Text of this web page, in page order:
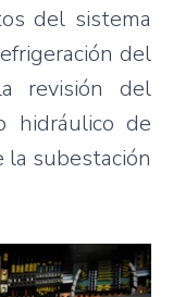
del sistema
del
revisión del
hidráulico de
subestación